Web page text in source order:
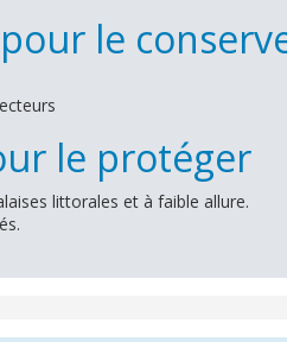
le
le protéger
littorales et à faible allure.